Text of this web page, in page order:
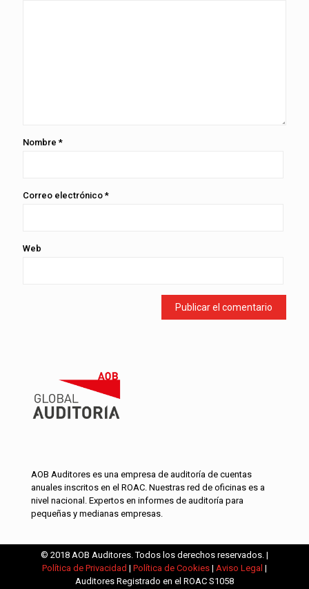
Nombre *
Correo electrónico *
Web
AOB Auditores es una empresa de auditoría de cuentas
anuales inscritos en el ROAC. Nuestras red de oficinas es a
nivel nacional. Expertos en informes de auditoría para
pequeñas y medianas empresas.
© 2018 AOB Auditores. Todos los derechos reservados. |
Política de Privacidad | Política de Cookies | Aviso Legal |
Auditores Registrado en el ROAC S1058